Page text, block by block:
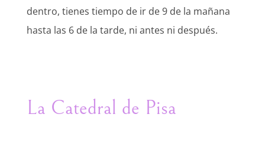
dentro, tienes tiempo de ir de 9 de la mañana
hasta las 6 de la tarde, ni antes ni después.
La Catedral de Pisa